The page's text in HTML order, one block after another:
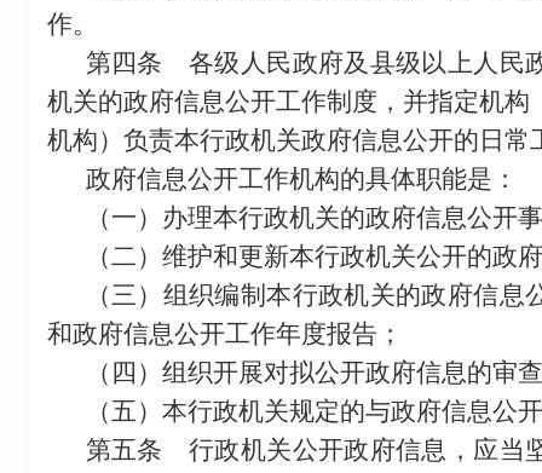
作。
第四条 各级人民政府及县级以上人民
机关的政府信息公开工作制度，并指定机
机构）负责本行政机关政府信息公开的日常
政府信息公开工作机构的具体职能是：
（一）办理本行政机关的政府信息公开
（二）维护和更新本行政机关公开的政
（三）组织编制本行政机关的政府信
和政府信息公开工作年度报告；
（四）组织开展对拟公开政府信息的审
（五）本行政机关规定的与政府信息公
第五条 行政机关公开政府信息，应当